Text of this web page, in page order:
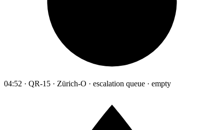
04:52 · QR-15 · Zürich-O · escalation queue · empty